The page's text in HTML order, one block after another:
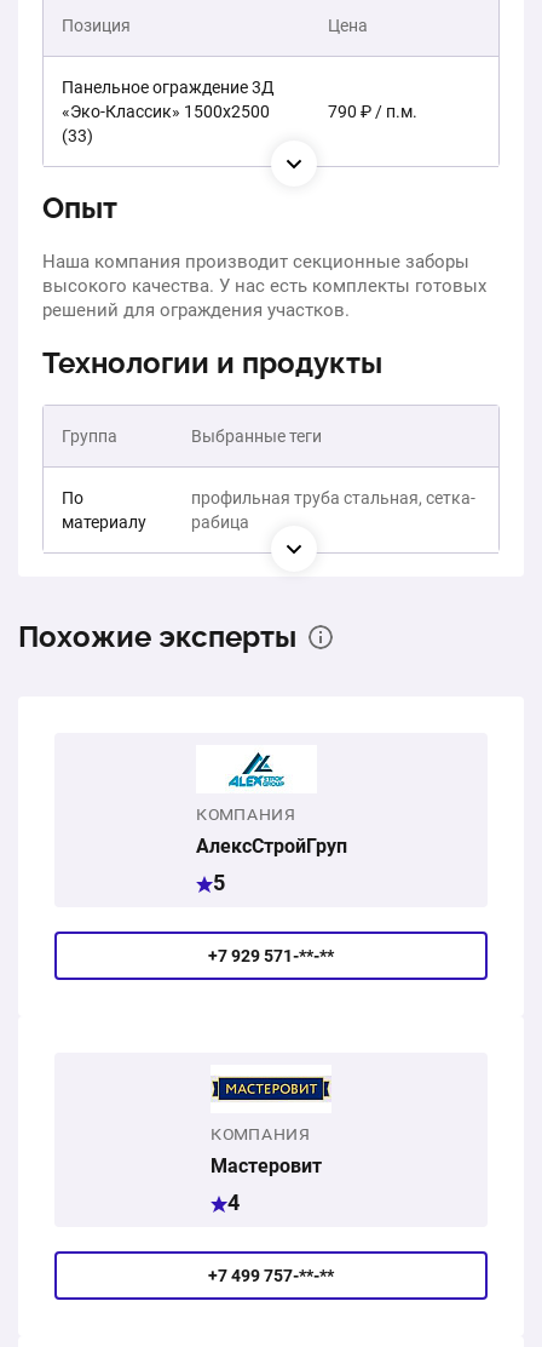
Позиция Цена
Панельное ограждение 3Д
«Эко-Классик» 1500х2500
(33)
790 ₽ / п.м.
Опыт
Наша компания производит секционные заборы
высокого качества. У нас есть комплекты готовых
решений для ограждения участков.
Технологии и продукты
Группа Выбранные теги
По
материалу
профильная труба стальная, сетка-
рабица
Похожие эксперты
КОМПАНИЯ
АлексСтройГруп
5
+7 929 571-**-**
КОМПАНИЯ
Мастеровит
4
+7 499 757-**-**